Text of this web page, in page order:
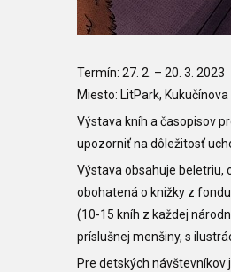
Termín: 27. 2. – 20. 3. 2023
Miesto: LitPark, Kukučínova
Výstava kníh a časopisov
upozorniť na dôležitosť
Výstava obsahuje beletriu,
obohatená o knižky z
(10-15 kníh z každej
príslušnej menšiny, s
Pre detských